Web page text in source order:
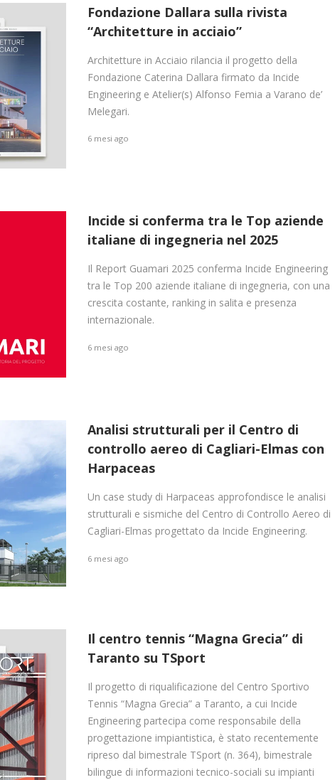
Fondazione Dallara sulla rivista
“Architetture in acciaio”
Architetture in Acciaio rilancia il progetto della
Fondazione Caterina Dallara firmato da Incide
Engineering e Atelier(s) Alfonso Femia a Varano de’
Melegari.
6 mesi ago
Incide si conferma tra le Top aziende
italiane di ingegneria nel 2025
Il Report Guamari 2025 conferma Incide Engineering
tra le Top 200 aziende italiane di ingegneria, con una
crescita costante, ranking in salita e presenza
internazionale.
6 mesi ago
Analisi strutturali per il Centro di
controllo aereo di Cagliari-Elmas con
Harpaceas
Un case study di Harpaceas approfondisce le analisi
strutturali e sismiche del Centro di Controllo Aereo di
Cagliari-Elmas progettato da Incide Engineering.
6 mesi ago
Il centro tennis “Magna Grecia” di
Taranto su TSport
Il progetto di riqualificazione del Centro Sportivo
Tennis “Magna Grecia” a Taranto, a cui Incide
Engineering partecipa come responsabile della
progettazione impiantistica, è stato recentemente
ripreso dal bimestrale TSport (n. 364), bimestrale
bilingue di informazioni tecnico-sociali su impianti